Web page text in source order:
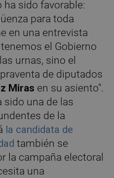
sido favorable:
para toda
en una entrevista
tenemos el Gobierno
urnas, sino el
de diputados
Miras en su asiento".
sido una de las
de la
la candidata de
también se
la campaña electoral
una